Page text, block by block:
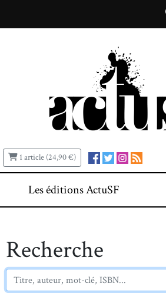
1 article (24,90 €)
Les éditions ActuSF
Recherche